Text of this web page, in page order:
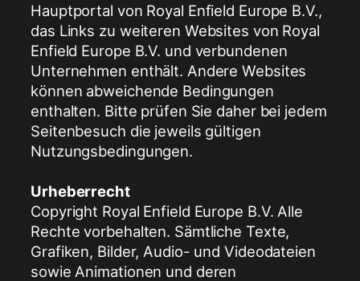
Hauptportal von Royal Enfield Europe B.V.,
das Links zu weiteren Websites von Royal
Enfield Europe B.V. und verbundenen
Unternehmen enthält. Andere Websites
können abweichende Bedingungen
enthalten. Bitte prüfen Sie daher bei jedem
Seitenbesuch die jeweils gültigen
Nutzungsbedingungen.
Urheberrecht
Copyright Royal Enfield Europe B.V. Alle
Rechte vorbehalten. Sämtliche Texte,
Grafiken, Bilder, Audio- und Videodateien
sowie Animationen und deren